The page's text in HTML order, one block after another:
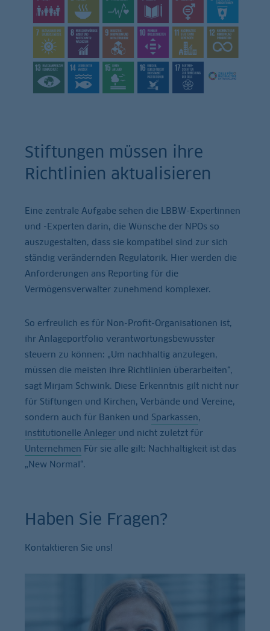
Stiftungen müssen ihre
Richtlinien aktualisieren
Eine zentrale Aufgabe sehen die LBBW-Expertinnen
und -Experten darin, die Wünsche der NPOs so
auszugestalten, dass sie kompatibel sind zur sich
ständig verändernden Regulatorik. Hier werden die
Anforderungen ans Reporting für die
Vermögensverwalter zunehmend komplexer.
So erfreulich es für Non-Profit-Organisationen ist,
ihr Anlageportfolio verantwortungsbewusster
steuern zu können: „Um nachhaltig anzulegen,
müssen die meisten ihre Richtlinien überarbeiten“,
sagt Mirjam Schwink. Diese Erkenntnis gilt nicht nur
für Stiftungen und Kirchen, Verbände und Vereine,
sondern auch für Banken und Sparkassen,
institutionelle Anleger und nicht zuletzt für
Unternehmen Für sie alle gilt: Nachhaltigkeit ist das
„New Normal“.
Haben Sie Fragen?
Kontaktieren Sie uns!